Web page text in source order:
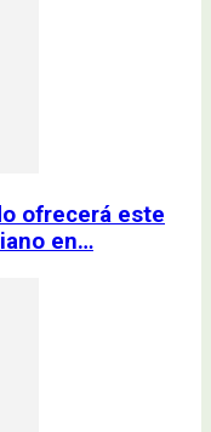
ofrecerá este
en…